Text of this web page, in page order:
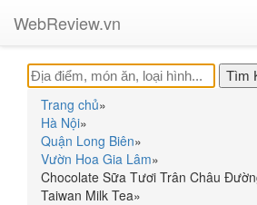
WebReview.vn
Trang chủ»
Hà Nội»
Quận Long Biên»
Vườn Hoa Gia Lâm»
Chocolate Sữa Tươi Trân Châu
Taiwan Milk Tea»